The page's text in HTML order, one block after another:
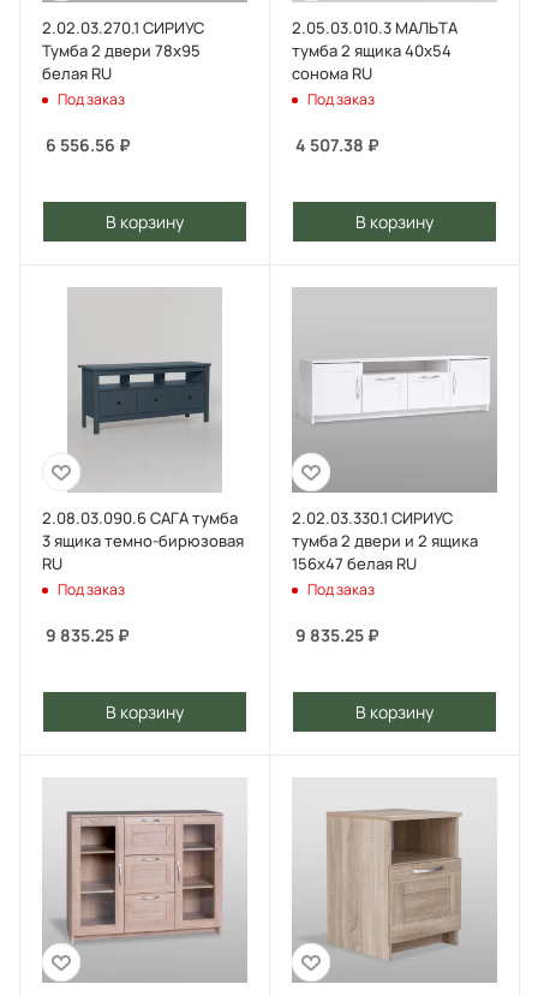
2.02.03.270.1 СИРИУС
Тумба 2 двери 78х95
белая RU
Под заказ
6 556.56 ₽
В корзину
2.05.03.010.3 МАЛЬТА
тумба 2 ящика 40х54
сонома RU
Под заказ
4 507.38 ₽
В корзину
2.08.03.090.6 САГА тумба
3 ящика темно-бирюзовая
RU
Под заказ
9 835.25 ₽
В корзину
2.02.03.330.1 СИРИУС
тумба 2 двери и 2 ящика
156х47 белая RU
Под заказ
9 835.25 ₽
В корзину